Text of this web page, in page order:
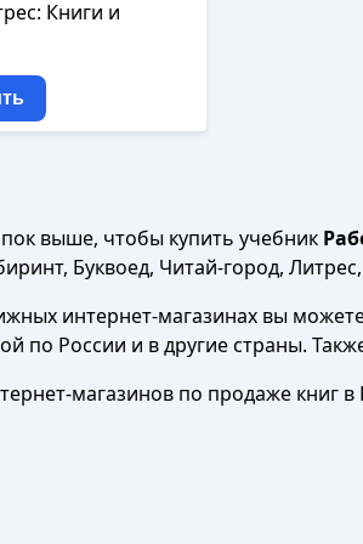
Книги и
выше, чтобы купить учебник
Буквоед, Читай-город,
интернет-магазинах вы
по России и в другие страны.
магазинов по продаже книг в